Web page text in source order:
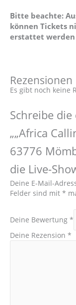
Bitte beachte:
können Tickets
erstattet werden
Rezensionen
Es gibt noch keine
Schreibe
„„Africa
63776
die Live-
Deine E-Mail-
Felder sind mit *
Deine Bewertung *
Deine Rezension *